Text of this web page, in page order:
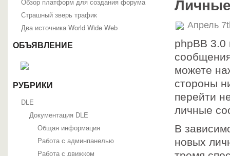
Страшный зверь трафик
Два источника World Wide Web
ОБЪЯВЛЕНИЕ
РУБРИКИ
DLE
Документация DLE
Общая информация
Работа с админпанелью
Работа с движком
Апрель
phpBB 3.0
можете
стороны
перейти
личные
В
новых